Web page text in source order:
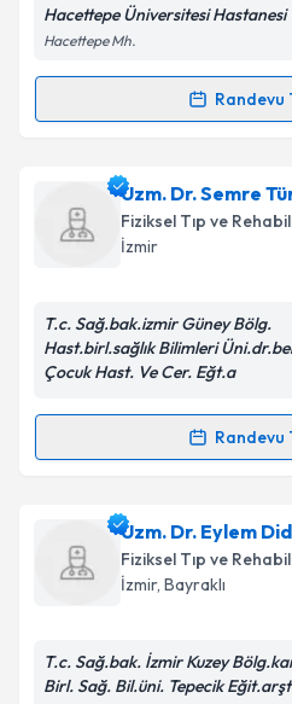
Hacettepe Üniversitesi Hastanesi
Hacettepe Mh.
Randevu
Randevu Takvimi
Prof. Dr. Ayşen Akıncı
oluşturun. Size bu
takvim hazırlandığında e-
'ni okudum ve
kapsamda işlenmesini
Takvim
Uzm. Dr. Semre
Fiziksel Tıp ve
İzmir
T.c. Sağ.bak.izmir Güney Bölg.
Hast.birl.sağlık Bilimleri
Çocuk Hast. Ve Cer. Eğt.a
Randevu
Randevu Takvimi
Uzm. Dr. Semre
oluşturun. Size bu
takvim hazırlandığında e-
Uzm. Dr. Eylem
Fiziksel Tıp ve
İzmir, Bayraklı
T.c. Sağ.bak. İzmir Kuzey
Birl. Sağ. Bil.üni. Tepecik